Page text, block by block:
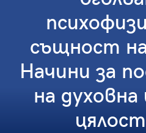
същност
Начини за
на